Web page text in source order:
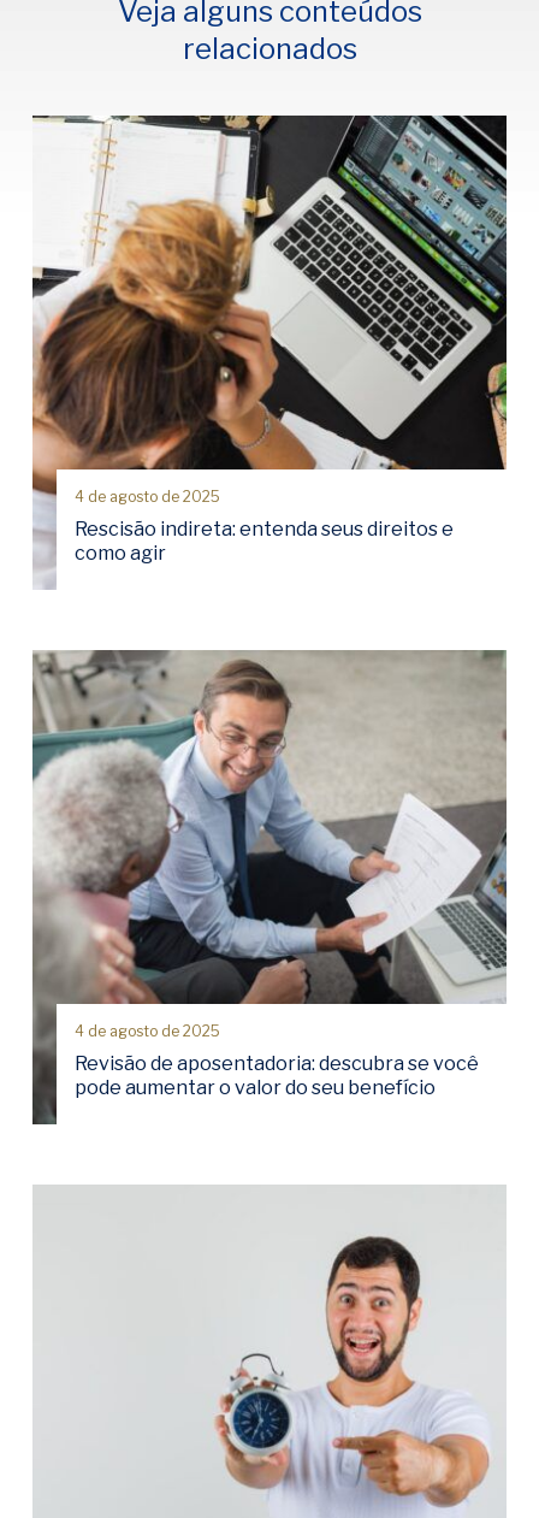
Veja alguns conteúdos
relacionados
4 de agosto de 2025
Rescisão indireta: entenda seus direitos e
como agir
4 de agosto de 2025
Revisão de aposentadoria: descubra se você
pode aumentar o valor do seu benefício